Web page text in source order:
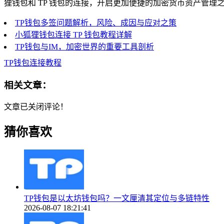
狸钱包和 TP 钱包的连接，开启更加便捷的加密货币资产管理
TP钱包多签问题解析，风险、成因与应对之策
小狐狸钱包连接 TP 钱包教程详解
TP钱包与IM，加密世界的重要工具剖析
TP钱包连接教程
相关文章：
文章已关闭评论！
猜你喜欢
TP钱包是以太坊钱包吗？一文厘清其定位与多链特性
2026-08-07 18:21:41